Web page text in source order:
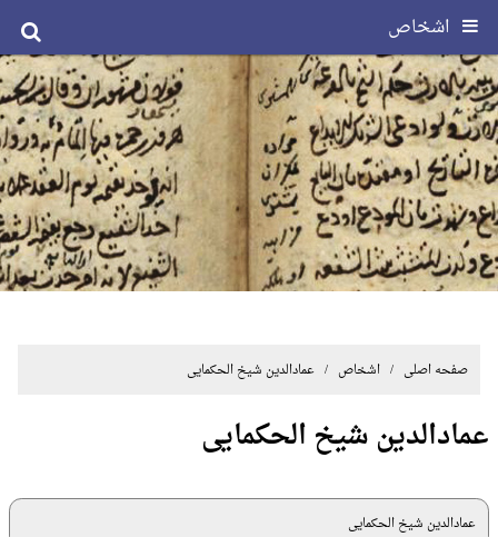
اشخاص
صفحه اصلی / اشخاص / عمادالدین شیخ الحکمایی
عمادالدین شیخ الحکمایی
عمادالدین شیخ الحکمایی